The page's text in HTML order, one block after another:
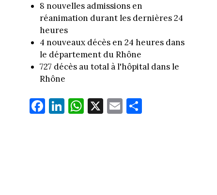
8 nouvelles admissions en
réanimation durant les dernières 24
heures
4 nouveaux décès en 24 heures dans
le département du Rhône
727 décès au total à l'hôpital dans le
Rhône
Fa
ce
Li
nk
W
ha
X E
m
Pa
rt